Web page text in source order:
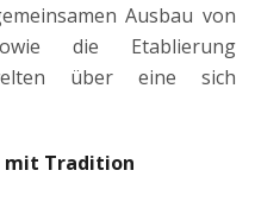
Ausbau von
die Etablierung
über eine sich
mit Tradition